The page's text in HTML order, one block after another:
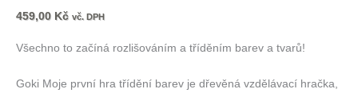
459,00 Kč vč. DPH
Všechno to začíná rozlišováním a tříděním barev a tvarů!
Goki Moje první hra třídění barev je dřevěná vzdělávací hračka,